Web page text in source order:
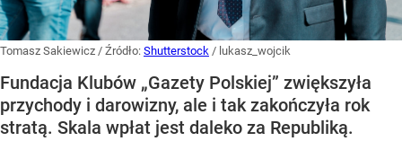
Tomasz Sakiewicz / Źródło: Shutterstock / lukasz_wojcik
Fundacja Klubów „Gazety Polskiej” zwiększyła
przychody i darowizny, ale i tak zakończyła rok
stratą. Skala wpłat jest daleko za Republiką.